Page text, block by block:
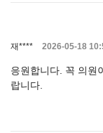
재**** 2026-05-18
응원합니다. 꼭 의원
랍니다.